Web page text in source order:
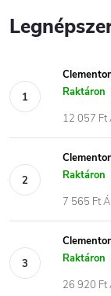
Raktáron
12 057 Ft
Raktáron
7 565 Ft
Raktáron
26 920 Ft